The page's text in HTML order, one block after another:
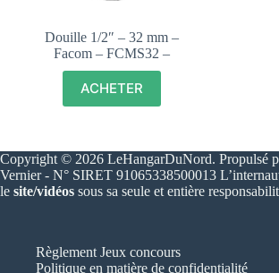
Douille 1/2″ – 32 mm –
Facom – FCMS32 –
ACHETER
Copyright © 2026 LeHangarDuNord. Propulsé
Vernier - N° SIRET 91065338500013
le site/vidéos sous sa seule et entière
Règlement Jeux concours
Politique en matière de confidentialité